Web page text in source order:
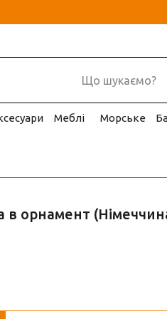
Меблі Морське
в орнамент